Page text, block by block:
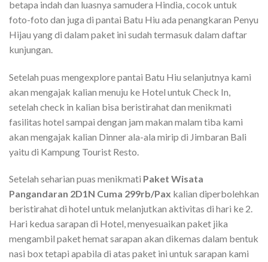
betapa indah dan luasnya samudera Hindia, cocok untuk
foto-foto dan juga di pantai Batu Hiu ada penangkaran Penyu
Hijau yang di dalam paket ini sudah termasuk dalam daftar
kunjungan.
Setelah puas mengexplore pantai Batu Hiu selanjutnya kami
akan mengajak kalian menuju ke Hotel untuk Check In,
setelah check in kalian bisa beristirahat dan menikmati
fasilitas hotel sampai dengan jam makan malam tiba kami
akan mengajak kalian Dinner ala-ala mirip di Jimbaran Bali
yaitu di Kampung Tourist Resto.
Setelah seharian puas menikmati Paket Wisata
Pangandaran 2D1N Cuma 299rb/Pax kalian diperbolehkan
beristirahat di hotel untuk melanjutkan aktivitas di hari ke 2.
Hari kedua sarapan di Hotel, menyesuaikan paket jika
mengambil paket hemat sarapan akan dikemas dalam bentuk
nasi box tetapi apabila di atas paket ini untuk sarapan kami